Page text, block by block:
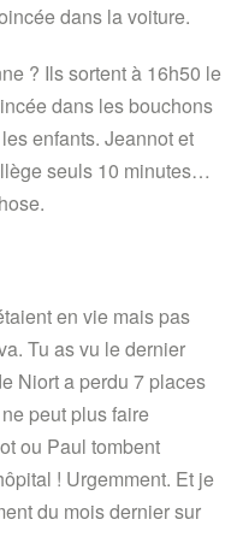
dans la voiture.
? Ils sortent à 16h50 le
dans les bouchons
enfants. Jeannot et
seuls 10 minutes…
en vie mais pas
Tu as vu le dernier
Niort a perdu 7 places
peut plus faire
ou Paul tombent
! Urgemment. Et je
du mois dernier sur